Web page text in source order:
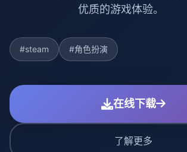
优质的游戏体验。
#steam #角色扮演
在线下载
了解更多